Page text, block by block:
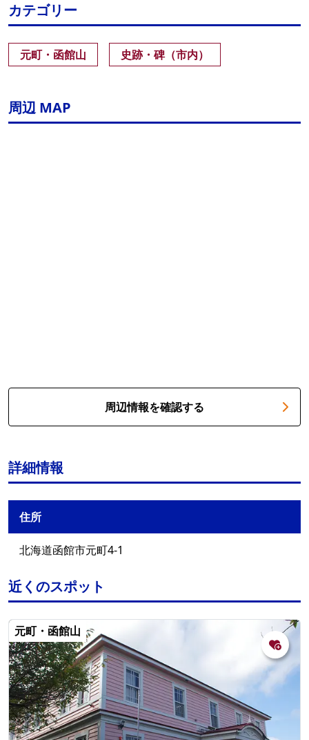
カテゴリー
元町・函館山 史跡・碑（市内）
周辺 MAP
周辺情報を確認する
詳細情報
住所
北海道函館市元町4-1
近くのスポット
元町・函館山